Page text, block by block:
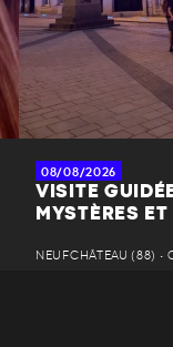
08/08/2026
VISITE
MYSTÈRES
NEUFCHÂTEAU (88) •